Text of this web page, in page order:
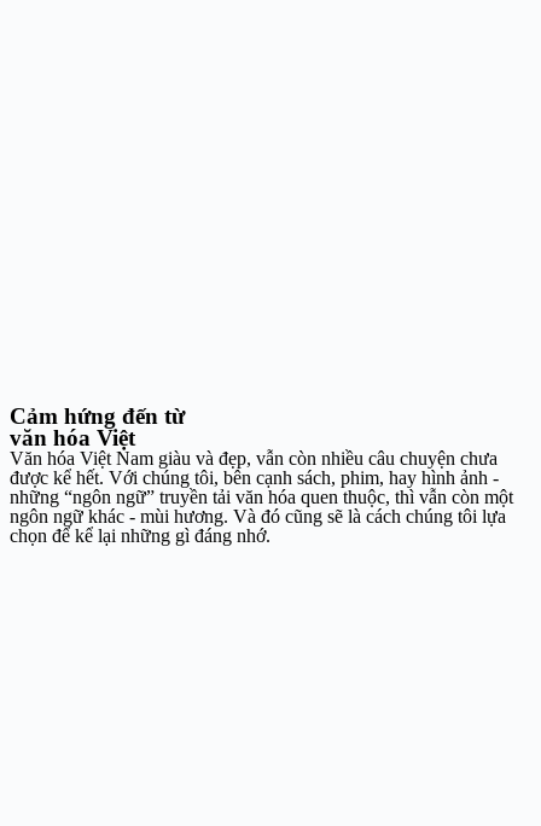
Cảm hứng đến từ
văn hóa Việt
Văn hóa Việt Nam giàu và đẹp, vẫn còn nhiều câu chuyện chưa
được kể hết. Với chúng tôi, bên cạnh sách, phim, hay hình ảnh -
những “ngôn ngữ” truyền tải văn hóa quen thuộc, thì vẫn còn một
ngôn ngữ khác - mùi hương. Và đó cũng sẽ là cách chúng tôi lựa
chọn để kể lại những gì đáng nhớ.